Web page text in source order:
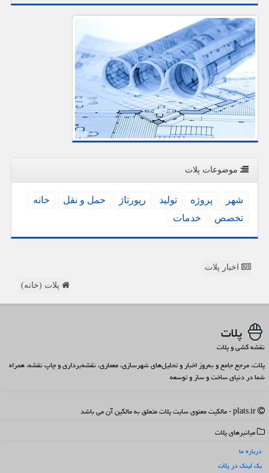
موضوعات پلات
شهر پروژه تولید رپورتاژ حمل و نقل
خانه
تخصص
خدمات
اخبار پلات
پلات (خانه)
پلات
نقشه کشی و پلات
پلات، مرجع جامع و به‌روز اخبار و تحلیل‌های شهرسازی، معماری، نقشه‌برداری و چاپ نقشه، همراه
شما در دنیای ساخت و ساز و توسعه
میانبرهای پلات
درباره ما
بک لینک در پلات